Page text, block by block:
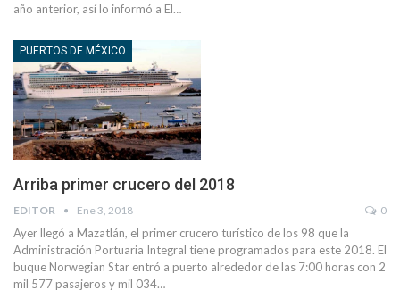
año anterior, así lo informó a El…
PUERTOS DE MÉXICO
Arriba primer crucero del 2018
EDITOR Ene 3, 2018 0
Ayer llegó a Mazatlán, el primer crucero turístico de los 98 que la
Administración Portuaria Integral tiene programados para este 2018. El
buque Norwegian Star entró a puerto alrededor de las 7:00 horas con 2
mil 577 pasajeros y mil 034…